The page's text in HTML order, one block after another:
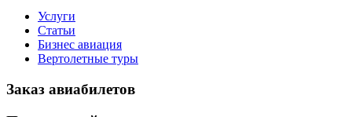
Услуги
Статьи
Бизнес авиация
Вертолетные туры
Заказ авиабилетов